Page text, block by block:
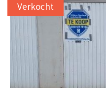
Verkocht